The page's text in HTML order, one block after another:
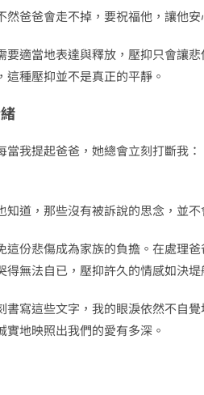
爸爸會走不掉，要祝福他，讓他安
適當地表達與釋放，壓抑只會讓
種壓抑並不是真正的平靜。
我提起爸爸，她總會立刻打斷我
道，那些沒有被訴說的思念，並
份悲傷成為家族的負擔。在處理
無法自已，壓抑許久的情感如決堤
寫這些文字，我的眼淚依然不自
地映照出我們的愛有多深。